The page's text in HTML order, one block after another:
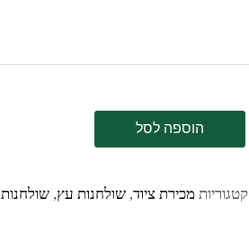
הוספה לסל
קטגוריות מכירת ציוד,שולחנות עץ,